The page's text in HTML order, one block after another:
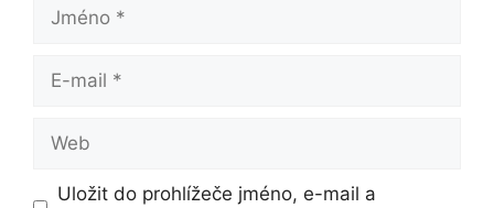
mail
Uložit do prohlížeče jméno, e-mail a